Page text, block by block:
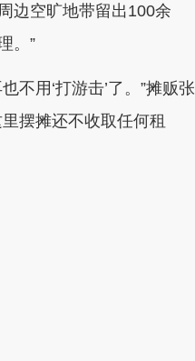
边空旷地带留出100余
。”
用‘打游击’了。”摊贩张
摆摊还不收取任何租